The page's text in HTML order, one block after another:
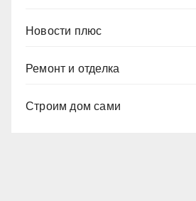
Новости плюс
Ремонт и отделка
Строим дом сами